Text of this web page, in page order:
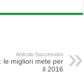
Articolo Successivo
le migliori mete per
il 2016